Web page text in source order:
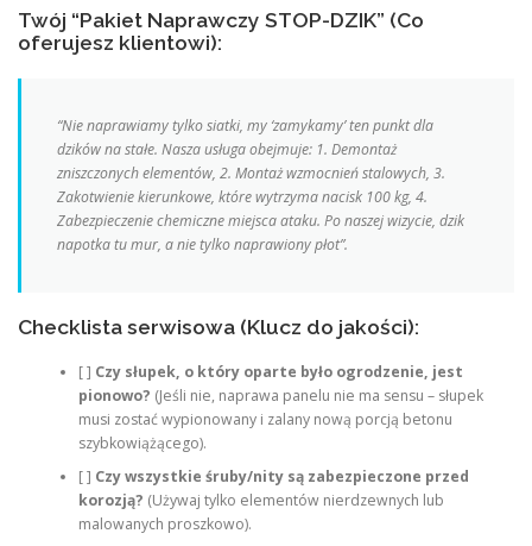
Twój “Pakiet Naprawczy STOP-DZIK” (Co
oferujesz klientowi):
“Nie naprawiamy tylko siatki, my ‘zamykamy’ ten punkt dla
dzików na stałe. Nasza usługa obejmuje: 1. Demontaż
zniszczonych elementów, 2. Montaż wzmocnień stalowych, 3.
Zakotwienie kierunkowe, które wytrzyma nacisk 100 kg, 4.
Zabezpieczenie chemiczne miejsca ataku. Po naszej wizycie, dzik
napotka tu mur, a nie tylko naprawiony płot”.
Checklista serwisowa (Klucz do jakości):
[ ] Czy słupek, o który oparte było ogrodzenie, jest
pionowo? (Jeśli nie, naprawa panelu nie ma sensu – słupek
musi zostać wypionowany i zalany nową porcją betonu
szybkowiążącego).
[ ] Czy wszystkie śruby/nity są zabezpieczone przed
korozją? (Używaj tylko elementów nierdzewnych lub
malowanych proszkowo).